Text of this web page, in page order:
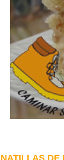
NATILLAS DE